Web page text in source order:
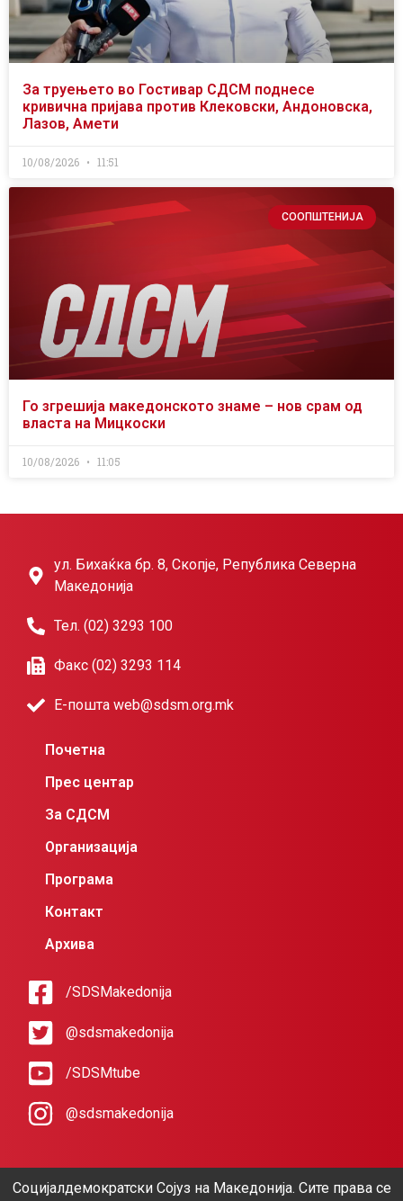
За труењето во Гостивар СДСМ поднесе
кривична пријава против Клековски, Андоновска,
Лазов, Амети
10/08/2026 11:51
СООПШТЕНИЈА
Го згрешија македонското знаме – нов срам од
власта на Мицкоски
10/08/2026 11:05
ул. Бихаќка бр. 8, Скопје, Република Северна
Македонија
Тел. (02) 3293 100
Факс (02) 3293 114
Е-пошта web@sdsm.org.mk
Почетна
Прес центар
За СДСМ
Организација
Програма
Контакт
Архива
/SDSMakedonija
@sdsmakedonija
/SDSMtube
@sdsmakedonija
Социјалдемократски Сојуз на Македонија. Сите права се